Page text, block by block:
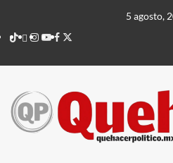
contenido
5 agosto,
TikTok
threads
Instagram
Youtube
Facebook
X